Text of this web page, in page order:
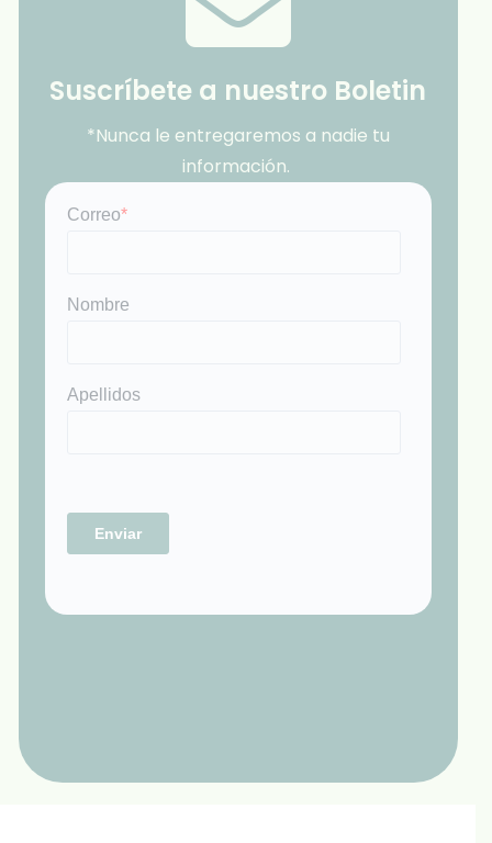
Suscríbete a nuestro Boletin
*Nunca le entregaremos a nadie tu
información.